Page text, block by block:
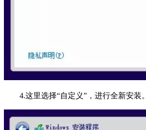
4.这里选择“自定义”，进行全新安装。